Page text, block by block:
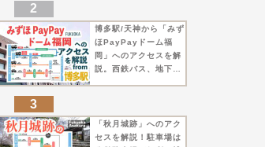
博多駅/天神から「みず
ほPayPayドーム福
岡」へのアクセスを解
説。西鉄バス、地下
「秋月城跡」へのアク
セスを解説！駐車場は